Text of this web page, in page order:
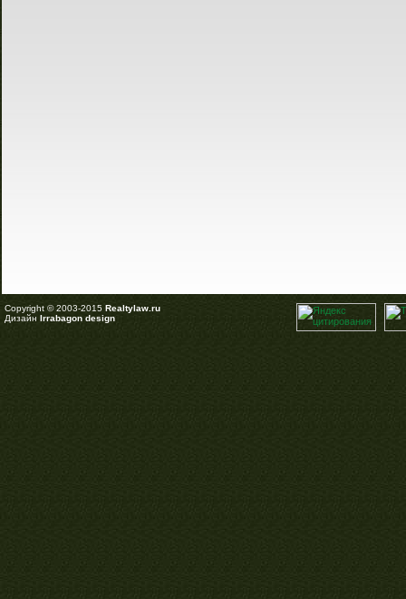
Copyright © 2003-2015 Realtylaw.ru
Дизайн Irrabagon design